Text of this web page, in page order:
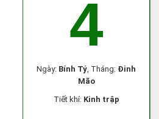
4
Ngày: Bính Tý, Tháng: Đinh
Mão
Tiết khí: Kinh trập